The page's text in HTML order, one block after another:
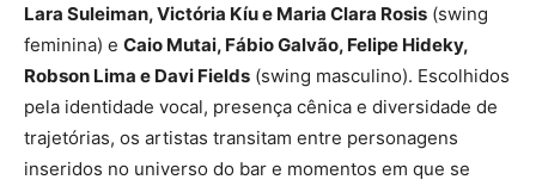
Lara Suleiman, Victória Kíu e Maria Clara Rosis (swing
feminina) e Caio Mutai, Fábio Galvão, Felipe Hideky,
Robson Lima e Davi Fields (swing masculino). Escolhidos
pela identidade vocal, presença cênica e diversidade de
trajetórias, os artistas transitam entre personagens
inseridos no universo do bar e momentos em que se